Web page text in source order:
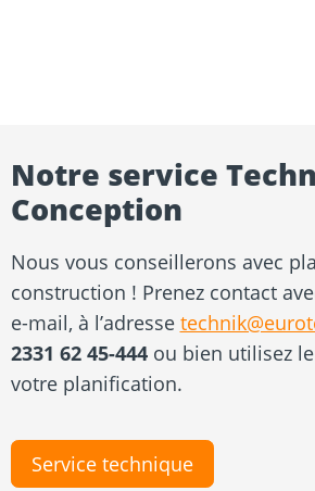
Notre service
Conception
Nous vous conseillerons avec
construction ! Prenez contact
e-mail, à l’adresse
2331 62 45-444ou bien utilisez
votre planification.
Service technique